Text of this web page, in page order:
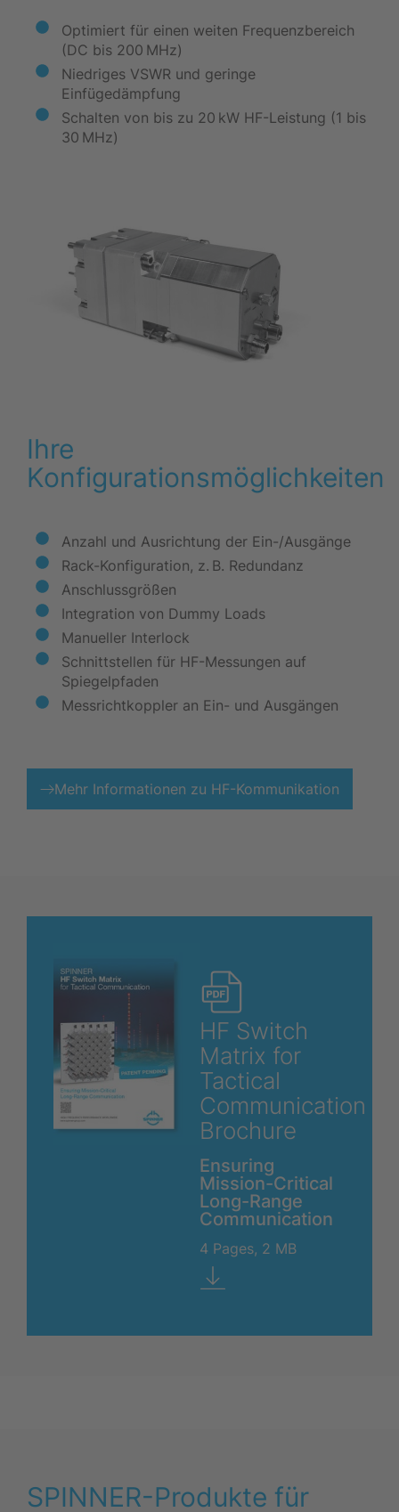
Optimiert für einen weiten Frequenzbereich
(DC bis 200 MHz)
Niedriges VSWR und geringe
Einfügedämpfung
Schalten von bis zu 20 kW HF-Leistung (1 bis
30 MHz)
Ihre
Konfigurationsmöglichkeiten
Anzahl und Ausrichtung der Ein-/Ausgänge
Rack-Konfiguration, z. B. Redundanz
Anschlussgrößen
Integration von Dummy Loads
Manueller Interlock
Schnittstellen für HF-Messungen auf
Spiegelpfaden
Messrichtkoppler an Ein- und Ausgängen
Mehr Informationen zu HF-Kommunikation
HF Switch
Matrix for
Tactical
Communication
Brochure
Ensuring
Mission-Critical
Long-Range
Communication
4 Pages, 2 MB
SPINNER-Produkte für